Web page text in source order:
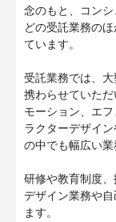
念のもと、コン
どの受託業務の
ています。
受託業務では、
携わらせていただ
モーション、エ
ラクターデザイ
の中でも幅広い業
研修や教育制度
デザイン業務や
ます。